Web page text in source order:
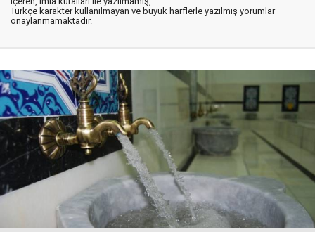
Türkçe karakter kullanılmayan ve büyük harflerle yazılmış yorumlar
onaylanmamaktadır.